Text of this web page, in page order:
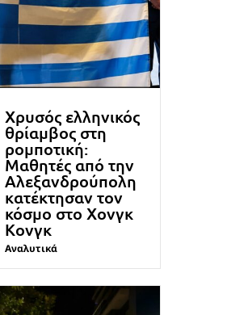
Χρυσός ελληνικός
θρίαμβος στη
ρομποτική:
Μαθητές από την
Αλεξανδρούπολη
κατέκτησαν τον
κόσμο στο Χονγκ
Κονγκ
Αναλυτικά